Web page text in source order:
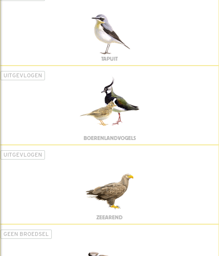
TAPUIT
UITGEVLOGEN
BOERENLANDVOGELS
UITGEVLOGEN
ZEEAREND
GEEN BROEDSEL